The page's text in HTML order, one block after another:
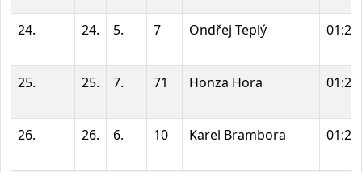
24. 24. 5. 7 Ondřej Teplý
25. 25. 7. 71 Honza Hora
26. 26. 6. 10 Karel Brambora